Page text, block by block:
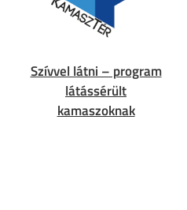
Szívvel látni – program
látássérült
kamaszoknak